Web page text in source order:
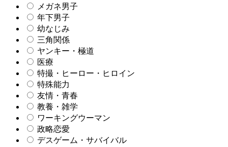
メガネ男子
年下男子
幼なじみ
三角関係
ヤンキー・極道
医療
特撮・ヒーロー・ヒロイン
特殊能力
友情・青春
教養・雑学
ワーキングウーマン
政略恋愛
デスゲーム・サバイバル